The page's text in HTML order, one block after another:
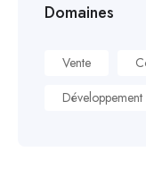
Domaines
Vente